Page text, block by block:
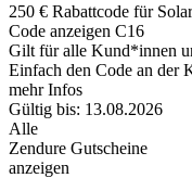
250 € Rabattcode für
Code anzeigen C16
Gilt für alle Kund*innen
Einfach den Code an der
mehr Infos
Gültig bis: 13.08.2026
Alle
Zendure Gutscheine
anzeigen